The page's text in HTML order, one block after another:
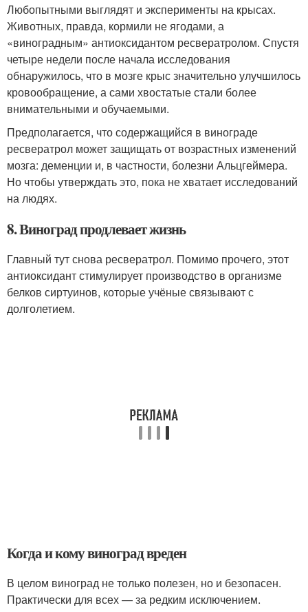
Любопытными выглядят и эксперименты на крысах.
Животных, правда, кормили не ягодами, а
«виноградным» антиоксидантом ресвератролом. Спустя
четыре недели после начала исследования
обнаружилось, что в мозге крыс значительно улучшилось
кровообращение, а сами хвостатые стали более
внимательными и обучаемыми.
Предполагается, что содержащийся в винограде
ресвератрол может защищать от возрастных изменений
мозга: деменции и, в частности, болезни Альцгеймера.
Но чтобы утверждать это, пока не хватает исследований
на людях.
8. Виноград продлевает жизнь
Главный тут снова ресвератрол. Помимо прочего, этот
антиоксидант стимулирует производство в организме
белков сиртуинов, которые учёные связывают с
долголетием.
Когда и кому виноград вреден
В целом виноград не только полезен, но и безопасен.
Практически для всех — за редким исключением.